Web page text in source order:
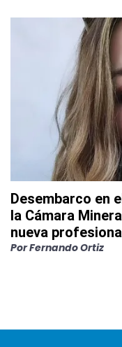
Desembarco en
la Cámara
nueva
PorFernando Ortiz